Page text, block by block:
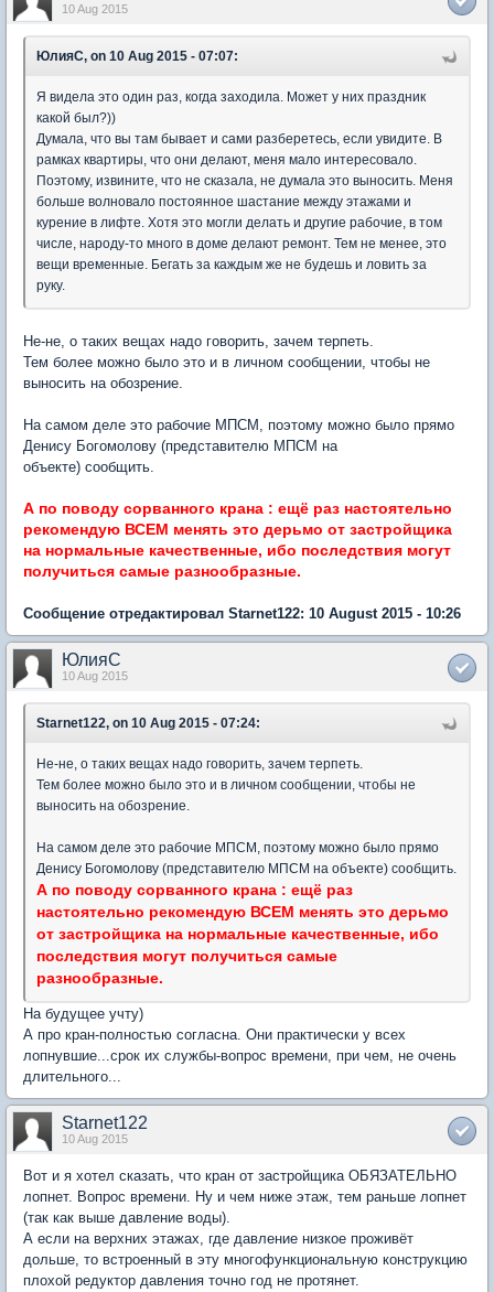
10 Aug 2015
ЮлияC, on 10 Aug 2015 - 07:07:
Я видела это один раз, когда заходила. Может у них праздник
какой был?))
Думала, что вы там бывает и сами разберетесь, если увидите. В
рамках квартиры, что они делают, меня мало интересовало.
Поэтому, извините, что не сказала, не думала это выносить. Меня
больше волновало постоянное шастание между этажами и
курение в лифте. Хотя это могли делать и другие рабочие, в том
числе, народу-то много в доме делают ремонт. Тем не менее, это
вещи временные. Бегать за каждым же не будешь и ловить за
руку.
Не-не, о таких вещах надо говорить, зачем терпеть.
Тем более можно было это и в личном сообщении, чтобы не
выносить на обозрение.
На самом деле это рабочие МПСМ, поэтому можно было прямо
Денису Богомолову (представителю МПСМ на
объекте) сообщить.
А по поводу сорванного крана : ещё раз настоятельно
рекомендую ВСЕМ менять это дерьмо от застройщика
на нормальные качественные, ибо последствия могут
получиться самые разнообразные.
Сообщение отредактировал Starnet122: 10 August 2015 - 10:26
ЮлияC
10 Aug 2015
Starnet122, on 10 Aug 2015 - 07:24:
Не-не, о таких вещах надо говорить, зачем терпеть.
Тем более можно было это и в личном сообщении, чтобы не
выносить на обозрение.
На самом деле это рабочие МПСМ, поэтому можно было прямо
Денису Богомолову (представителю МПСМ на объекте) сообщить.
А по поводу сорванного крана : ещё раз
настоятельно рекомендую ВСЕМ менять это дерьмо
от застройщика на нормальные качественные, ибо
последствия могут получиться самые
разнообразные.
На будущее учту)
А про кран-полностью согласна. Они практически у всех
лопнувшие...срок их службы-вопрос времени, при чем, не очень
длительного...
Starnet122
10 Aug 2015
Вот и я хотел сказать, что кран от застройщика ОБЯЗАТЕЛЬНО
лопнет. Вопрос времени. Ну и чем ниже этаж, тем раньше лопнет
(так как выше давление воды).
А если на верхних этажах, где давление низкое проживёт
дольше, то встроенный в эту многофункциональную конструкцию
плохой редуктор давления точно год не протянет.